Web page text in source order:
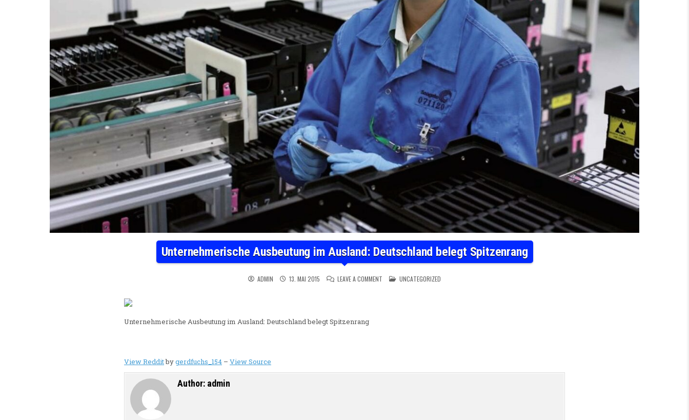
Unternehmerische Ausbeutung im Ausland: Deutschland belegt Spitzenrang
ADMIN 13. MAI 2015 LEAVE A COMMENT ON UNTERNEHMERISCHE AUSBEUTUNG IM AUSLAND: DEUTSCHLAND BELEGT SPITZENRANG
POSTED IN
UNCATEGORIZED
Unternehmerische Ausbeutung im Ausland: Deutschland belegt Spitzenrang
View Redditbygerdfuchs_154 – View Source
Author: admin